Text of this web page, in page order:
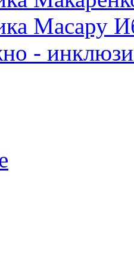
Масару
-